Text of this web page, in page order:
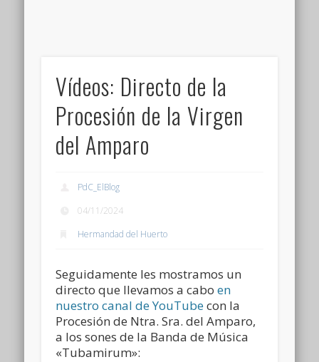
Vídeos: Directo de la
Procesión de la Virgen
del Amparo
PdC_ElBlog
04/11/2024
Hermandad del Huerto
Seguidamente les mostramos un
directo que llevamos a caboen
nuestro canal de YouTubecon la
Procesión de Ntra. Sra. del Amparo,
a los sones de la Banda de Música
«Tubamirum»: